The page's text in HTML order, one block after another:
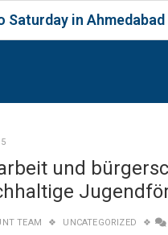
& Baroda for
und
TEAM UNCATEGORIZED